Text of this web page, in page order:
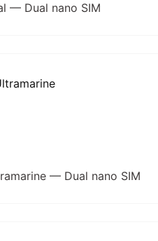
— Dual nano SIM
— Dual nano SIM